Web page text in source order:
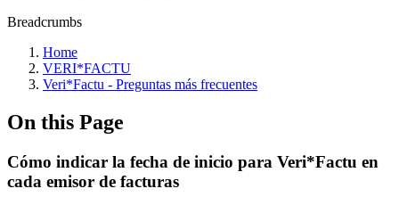
Breadcrumbs
Home
VERI*FACTU
Veri*Factu - Preguntas más frecuentes
On this Page
Cómo indicar la fecha de inicio para Veri*Factu en
cada emisor de facturas